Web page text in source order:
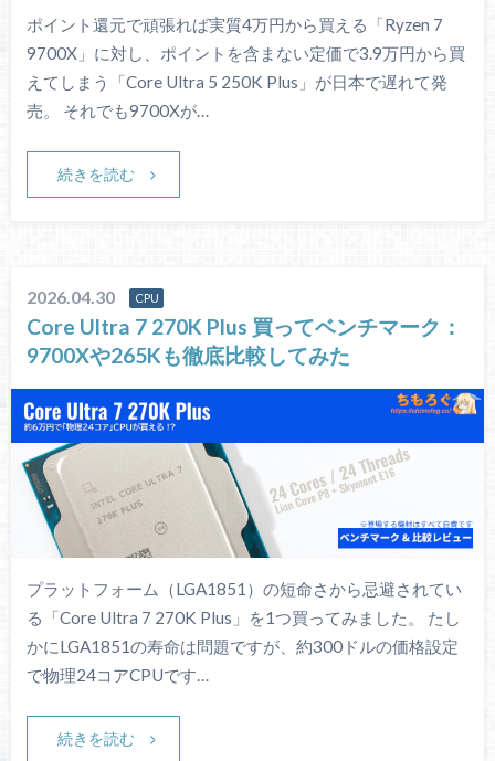
ポイント還元で頑張れば実質4万円から買える「Ryzen 7
9700X」に対し、ポイントを含まない定価で3.9万円から買
えてしまう「Core Ultra 5 250K Plus」が日本で遅れて発
売。 それでも9700Xが…
続きを読む
2026.04.30 CPU
Core Ultra 7 270K Plus 買ってベンチマーク：
9700Xや265Kも徹底比較してみた
プラットフォーム（LGA1851）の短命さから忌避されてい
る「Core Ultra 7 270K Plus」を1つ買ってみました。 たし
かにLGA1851の寿命は問題ですが、約300ドルの価格設定
で物理24コアCPUです…
続きを読む